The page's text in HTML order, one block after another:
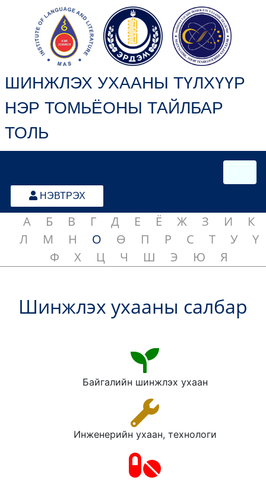
ШИНЖЛЭХ УХААНЫ ТҮЛХҮҮР
НЭР ТОМЬЁОНЫ ТАЙЛБАР
ТОЛЬ
НЭВТРЭХ
А Б В Г Д Е Ё Ж З И
К
Л
М Н О Ө П Р С Т У
Ү
Ф
Х Ц Ч Ш Э Ю Я
Шинжлэх ухааны салбар
Байгалийн шинжлэх ухаан
Инженерийн ухаан, технологи